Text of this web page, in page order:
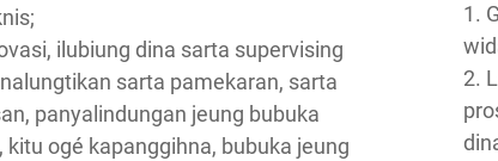
ilubiung dina sarta supervising
sarta pamekaran, sarta
panyalindungan jeung bubuka
ogé kapanggihna, bubuka jeung
1.
2.